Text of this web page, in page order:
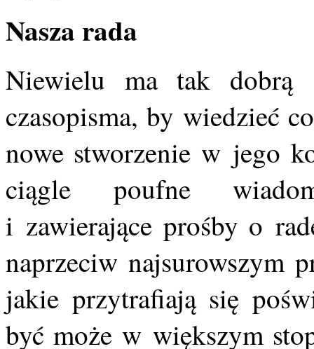
Nasza rada
Niewielu ma tak dobrą
czasopisma, by wiedzieć
nowe stworzenie w jego
ciągle poufne
i zawierające prośby o
naprzeciw najsurowszym
jakie przytrafiają się
być może w większym